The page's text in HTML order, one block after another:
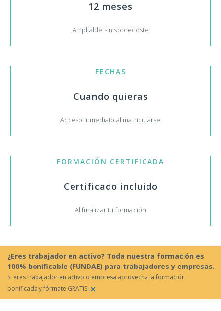
12 meses
Ampliable sin sobrecoste
FECHAS
Cuando quieras
Acceso inmediato al matricularse
FORMACIÓN CERTIFICADA
Certificado incluido
Al finalizar tu formación
¿Eres trabajador en activo? Toda nuestra formación es
100% bonificable (FUNDAE) para trabajadores y empresas.
Si eres trabajador en activo o empresa aprovecha la formación
bonificada y fórmate GRATIS. ×